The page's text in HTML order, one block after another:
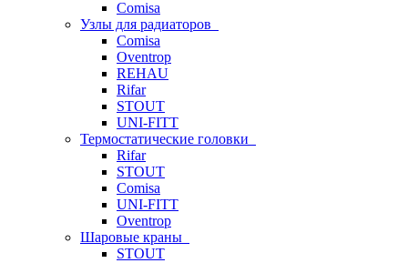
Comisa
Узлы для радиаторов
Comisa
Oventrop
REHAU
Rifar
STOUT
UNI-FITT
Термостатические головки
Rifar
STOUT
Comisa
UNI-FITT
Oventrop
Шаровые краны
STOUT